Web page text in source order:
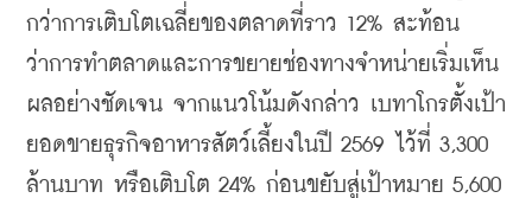
กว่าการเติบโตเฉลี่ยของตลาดที่ราว 12% สะท้อน
ว่าการทำตลาดและการขยายช่องทางจำหน่ายเริ่มเห็น
ผลอย่างชัดเจน จากแนวโน้มดังกล่าว เบทาโกรตั้งเป้า
ยอดขายธุรกิจอาหารสัตว์เลี้ยงในปี 2569 ไว้ที่ 3,300
ล้านบาท หรือเติบโต 24% ก่อนขยับสู่เป้าหมาย 5,600